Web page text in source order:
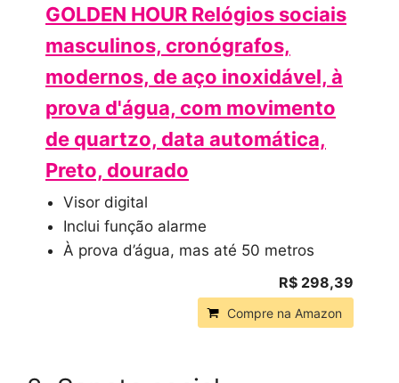
GOLDEN HOUR Relógios sociais
masculinos, cronógrafos,
modernos, de aço inoxidável, à
prova d'água, com movimento
de quartzo, data automática,
Preto, dourado
Visor digital
Inclui função alarme
À prova d’água, mas até 50 metros
R$ 298,39
Compre na Amazon